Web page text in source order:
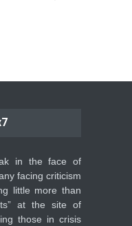
in the face of
facing criticism
little more than
at the site of
those in crisis